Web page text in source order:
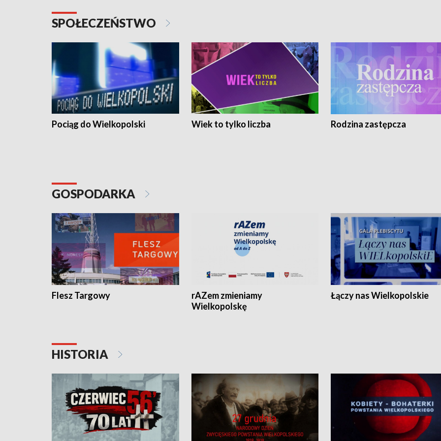
SPOŁECZEŃSTWO
Pociąg do Wielkopolski Wiek to tylko liczba Rodzina zastępcza
GOSPODARKA
Flesz Targowy
rAZem zmieniamy
Wielkopolskę
Łączy nas Wielkopolskie
HISTORIA